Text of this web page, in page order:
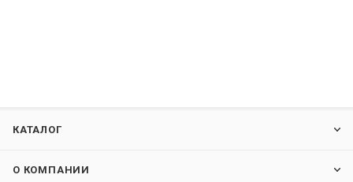
КАТАЛОГ
О КОМПАНИИ